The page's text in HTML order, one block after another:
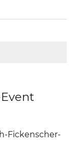
Fickenscher-